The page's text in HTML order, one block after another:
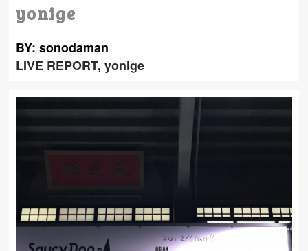
yonige
BY: sonodaman
LIVE REPORT,yonige